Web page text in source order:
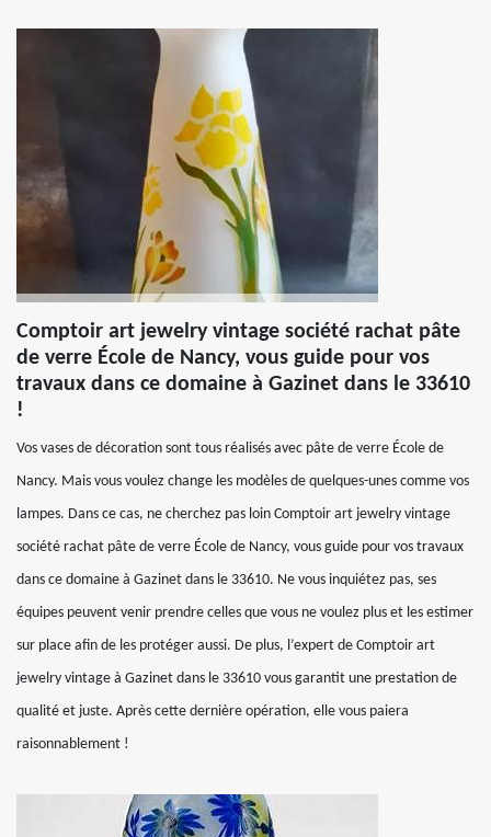
Comptoir art jewelry vintage société rachat pâte
de verre École de Nancy, vous guide pour vos
travaux dans ce domaine à Gazinet dans le 33610
!
Vos vases de décoration sont tous réalisés avec pâte de verre École de
Nancy. Mais vous voulez change les modèles de quelques-unes comme vos
lampes. Dans ce cas, ne cherchez pas loin Comptoir art jewelry vintage
société rachat pâte de verre École de Nancy, vous guide pour vos travaux
dans ce domaine à Gazinet dans le 33610. Ne vous inquiétez pas, ses
équipes peuvent venir prendre celles que vous ne voulez plus et les estimer
sur place afin de les protéger aussi. De plus, l’expert de Comptoir art
jewelry vintage à Gazinet dans le 33610 vous garantit une prestation de
qualité et juste. Après cette dernière opération, elle vous paiera
raisonnablement !